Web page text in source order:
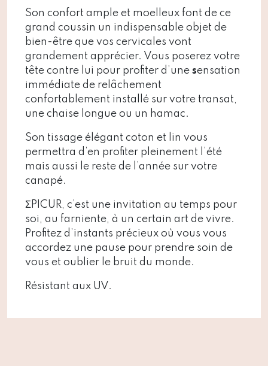
Son confort ample et moelleux font de ce
grand coussin un indispensable objet de
bien-être que vos cervicales vont
grandement apprécier. Vous poserez votre
tête contre lui pour profiter d’une sensation
immédiate de relâchement
confortablement installé sur votre transat,
une chaise longue ou un hamac.
Son tissage élégant coton et lin vous
permettra d’en profiter pleinement l’été
mais aussi le reste de l’année sur votre
canapé.
ƩPICUR, c’est une invitation au temps pour
soi, au farniente, à un certain art de vivre.
Profitez d’instants précieux où vous vous
accordez une pause pour prendre soin de
vous et oublier le bruit du monde.
Résistant aux UV.